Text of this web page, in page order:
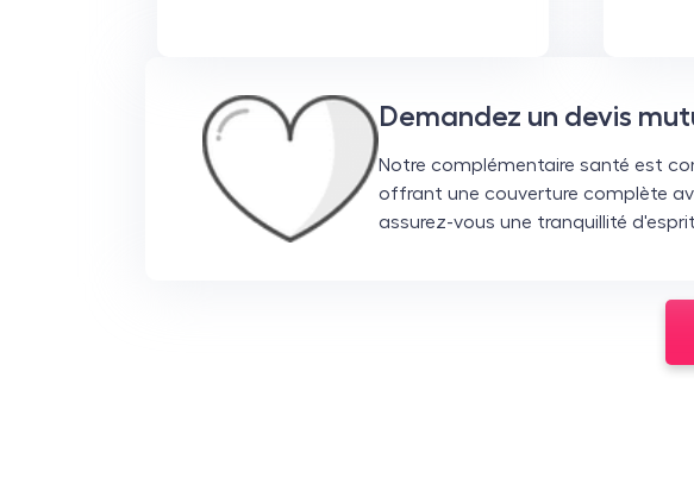
Demandez un devis
Notre complémentaire santé est
offrant une couverture complète
assurez-vous une tranquillité